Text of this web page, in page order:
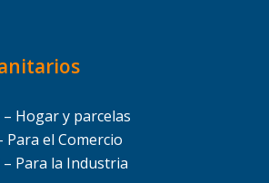
– Hogar y parcelas
Para el Comercio
– Para la Industria